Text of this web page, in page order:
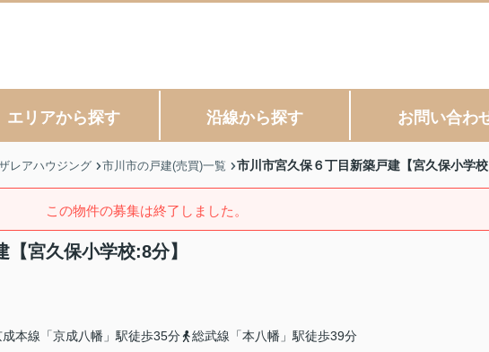
エリアから探す 沿線から探す お問い合わ
レアハウジング 市川市の戸建(売買)一覧 市川市宮久保６丁目新築戸建【宮久保小学
この物件の募集は終了しました。
宮久保小学校:8分】
成本線「京成八幡」駅徒歩35分 総武線「本八幡」駅徒歩39分